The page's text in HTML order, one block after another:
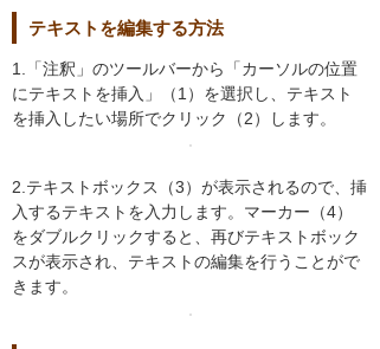
テキストを編集する方法
1.「注釈」のツールバーから「カーソルの位置
にテキストを挿入」（1）を選択し、テキスト
を挿入したい場所でクリック（2）します。
2.テキストボックス（3）が表示されるので、挿
入するテキストを入力します。マーカー（4）
をダブルクリックすると、再びテキストボック
スが表示され、テキストの編集を行うことがで
きます。